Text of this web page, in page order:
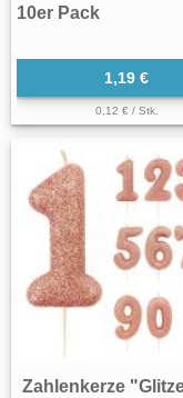
10er Pack
1,19 €
0,12 € / Stk.
Zahlenkerze